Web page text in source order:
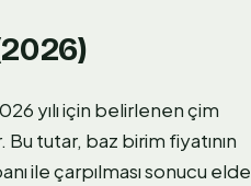
yılı için belirlenen çim
Bu tutar, baz birim fiyatının
ile çarpılması sonucu elde